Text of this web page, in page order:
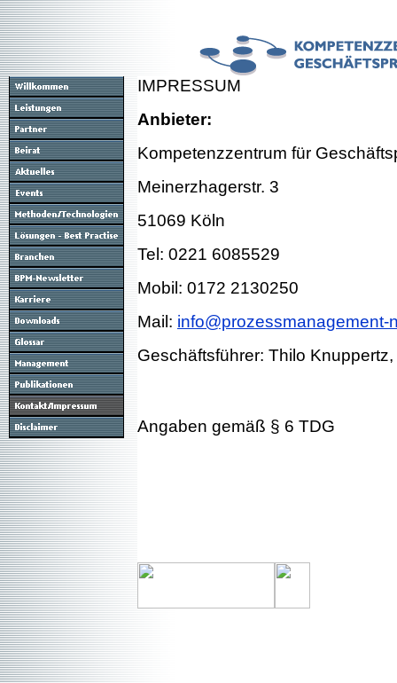
IMPRESSUM
Anbieter:
Kompetenzzentrum für
Meinerzhagerstr. 3
51069
Tel: 0221 6085529
Mobil: 0172 2130250
Mail: info@prozessmanagement-
Geschäftsführer: Thilo
Angaben gemäß § 6 TDG